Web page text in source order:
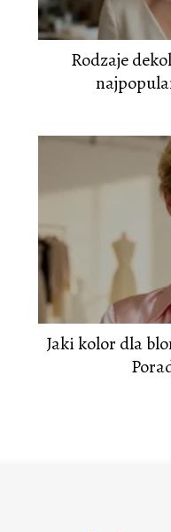
Rodzaje
Jaki kolor dla